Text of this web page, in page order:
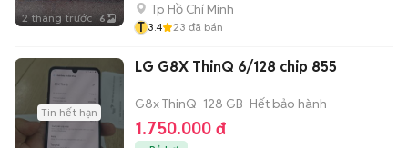
2 tháng trước 6
Tp Hồ Chí Minh
T 3.4 23 đã bán
Tin hết hạn
LG G8X ThinQ 6/128 chip 855
G8x ThinQ 128 GB Hết bảo hành
1.750.000 đ